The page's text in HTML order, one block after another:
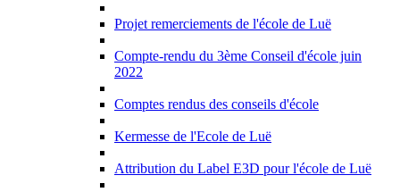
Projet remerciements de l'école de Luë
Compte-rendu du 3ème Conseil d'école juin
2022
Comptes rendus des conseils d'école
Kermesse de l'Ecole de Luë
Attribution du Label E3D pour l'école de Luë